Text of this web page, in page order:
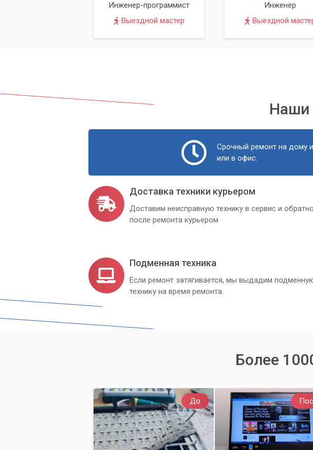
Инженер-программист
Выездной мастер
Инженер
Выездной
Наши
Срочный ремонт на дому
или в офис.
Доставка техники курьером
Доставим неисправную технику в сервис и обратно
после ремонта курьером
Подменная техника
Если ремонт затягивается, мы выдадим
технику на время ремонта.
Более
До